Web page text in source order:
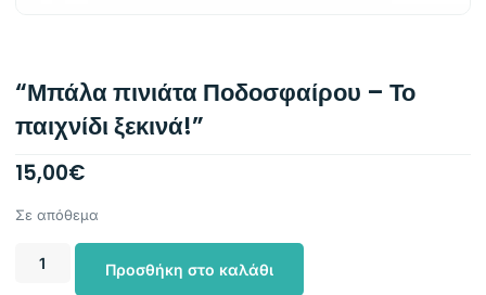
“Μπάλα πινιάτα Ποδοσφαίρου – Το
παιχνίδι ξεκινά!”
15,00€
Σε απόθεμα
Προσθήκη στο καλάθι